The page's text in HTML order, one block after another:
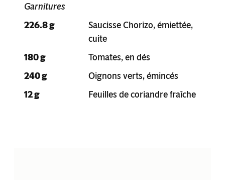
Garnitures
226.8 g
Saucisse Chorizo, émiettée,
cuite
180 g
Tomates, en dés
240 g
Oignons verts, émincés
12 g
Feuilles de coriandre fraîche